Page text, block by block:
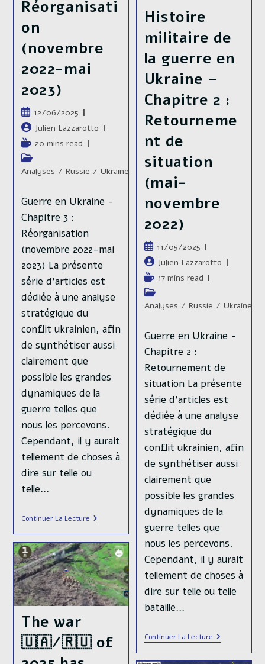
Réorganisati
on
(novembre
2022-mai
2023)
Publication
publiée :
12/06/2025
Auteur/autrice
de
la
publication :
Julien Lazzarotto
Temps
de
lecture :
20 mins read
Post
category:
Analyses / Russie / Ukraine
Guerre en Ukraine -
Chapitre 3 :
Réorganisation
(novembre 2022-mai
2023) La présente
série d’articles est
dédiée à une analyse
stratégique du
conflit ukrainien, afin
de synthétiser aussi
clairement que
possible les grandes
dynamiques de la
guerre telles que
nous les percevons.
Cependant, il y aurait
tellement de choses à
dire sur telle ou
telle…
Continuer La LectureHistoire
Militaire
De
La
Guerre
En
Ukraine
–
Chapitre
3
(novembre
2022-
Mai
Histoire
militaire de
la guerre en
Ukraine –
Chapitre 2 :
Retourneme
nt de
situation
(mai-
novembre
2022)
Publication
publiée :
11/05/2025
Auteur/autrice
de
la
publication :
Julien Lazzarotto
Temps
de
lecture :
17 mins read
Post
category:
Analyses / Russie / Ukraine
Guerre en Ukraine -
Chapitre 2 :
Retournement de
situation La présente
série d’articles est
dédiée à une analyse
stratégique du
conflit ukrainien, afin
de synthétiser aussi
clairement que
possible les grandes
dynamiques de la
guerre telles que
nous les percevons.
Cependant, il y aurait
tellement de choses à
dire sur telle ou telle
bataille…
Continuer La LectureHistoire
Militaire
De
The war
🇺🇦/🇷🇺 of